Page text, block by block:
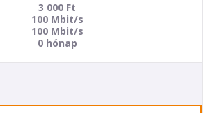
3 000 Ft
100 Mbit/s
100 Mbit/s
0 hónap